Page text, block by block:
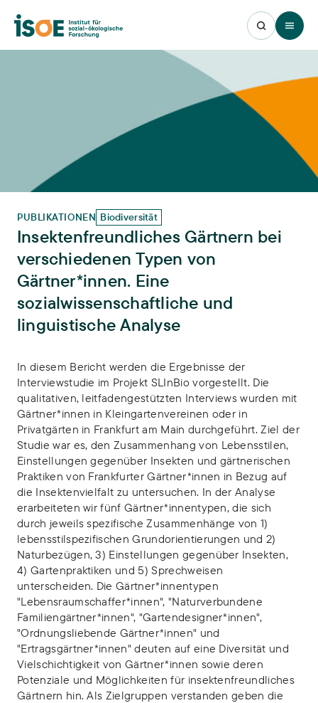
Open
PUBLIKATIONEN Biodiversität
Insektenfreundliches Gärtnern bei
verschiedenen Typen von
Gärtner*innen. Eine
sozialwissenschaftliche und
linguistische Analyse
Publikations-Infos
In diesem Bericht werden die Ergebnisse der
Interviewstudie im Projekt SLInBio vorgestellt. Die
qualitativen, leitfadengestützten Interviews wurden mit
Gärtner*innen in Kleingartenvereinen oder in
Privatgärten in Frankfurt am Main durchgeführt. Ziel der
Studie war es, den Zusammenhang von Lebensstilen,
Einstellungen gegenüber Insekten und gärtnerischen
Praktiken von Frankfurter Gärtner*innen in Bezug auf
die Insektenvielfalt zu untersuchen. In der Analyse
erarbeiteten wir fünf Gärtner*innentypen, die sich
durch jeweils spezifische Zusammenhänge von 1)
lebensstilspezifischen Grundorientierungen und 2)
Naturbezügen, 3) Einstellungen gegenüber Insekten,
4) Gartenpraktiken und 5) Sprechweisen
unterscheiden. Die Gärtner*innentypen
"Lebensraumschaffer*innen", "Naturverbundene
Familiengärtner*innen", "Gartendesigner*innen",
"Ordnungsliebende Gärtner*innen" und
"Ertragsgärtner*innen" deuten auf eine Diversität und
Vielschichtigkeit von Gärtner*innen sowie deren
Potenziale und Möglichkeiten für insektenfreundliches
Gärtnern hin. Als Zielgruppen verstanden geben die